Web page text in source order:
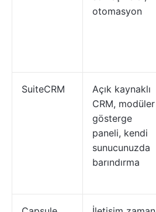
otomasyon
SuiteCRM
Açık kaynaklı
CRM, modüler
gösterge
paneli, kendi
sunucunuzda
barındırma